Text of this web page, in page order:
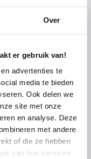
Over
er gebruik van!
advertenties te
media te bieden
Ook delen we
site met onze
en analyse. Deze
met andere
of die ze hebben
van hun services.
het verschil
jou in ons